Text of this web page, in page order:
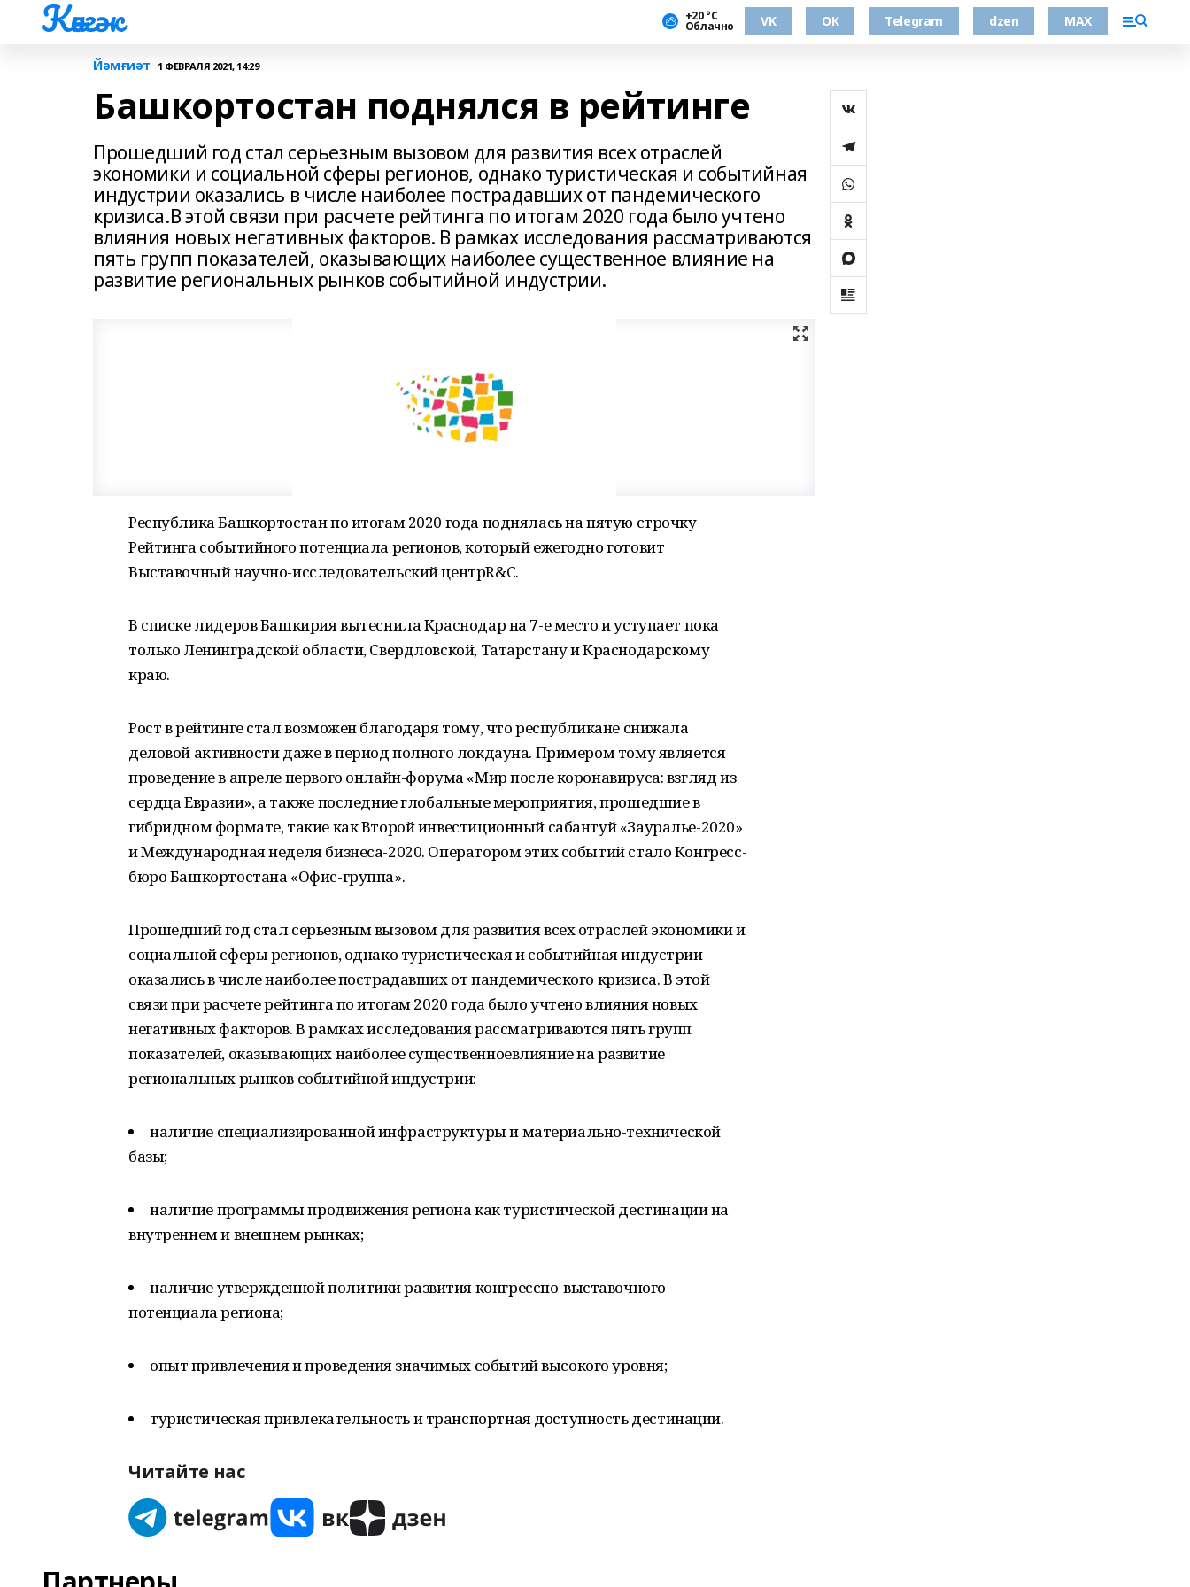
Көнгәк +20 °С
Облачно VK ОК Telegram dzen MAX
Йәмғиәт 1 ФЕВРАЛЯ 2021, 14:29
Башкортостан поднялся в рейтинге
Прошедший год стал серьезным вызовом для развития всех отраслей
экономики и социальной сферы регионов, однако туристическая и событийная
индустрии оказались в числе наиболее пострадавших от пандемического
кризиса.В этой связи при расчете рейтинга по итогам 2020 года было учтено
влияния новых негативных факторов. В рамках исследования рассматриваются
пять групп показателей, оказывающих наиболее существенное влияние на
развитие региональных рынков событийной индустрии.
Республика Башкортостан по итогам 2020 года поднялась на пятую строчку
Рейтинга событийного потенциала регионов, который ежегодно готовит
Выставочный научно-исследовательский центрR&C.
В списке лидеров Башкирия вытеснила Краснодар на 7-е место и уступает пока
только Ленинградской области, Свердловской, Татарстану и Краснодарскому
краю.
Рост в рейтинге стал возможен благодаря тому, что республикане снижала
деловой активности даже в период полного локдауна. Примером тому является
проведение в апреле первого онлайн-форума «Мир после коронавируса: взгляд из
сердца Евразии», а также последние глобальные мероприятия, прошедшие в
гибридном формате, такие как Второй инвестиционный сабантуй «Зауралье-2020»
и Международная неделя бизнеса-2020. Оператором этих событий стало Конгресс-
бюро Башкортостана «Офис-группа».
Прошедший год стал серьезным вызовом для развития всех отраслей экономики и
социальной сферы регионов, однако туристическая и событийная индустрии
оказались в числе наиболее пострадавших от пандемического кризиса. В этой
связи при расчете рейтинга по итогам 2020 года было учтено влияния новых
негативных факторов. В рамках исследования рассматриваются пять групп
показателей, оказывающих наиболее существенноевлияние на развитие
региональных рынков событийной индустрии:
наличие специализированной инфраструктуры и материально-технической
базы;
наличие программы продвижения региона как туристической дестинации на
внутреннем и внешнем рынках;
наличие утвержденной политики развития конгрессно-выставочного
потенциала региона;
опыт привлечения и проведения значимых событий высокого уровня;
туристическая привлекательность и транспортная доступность дестинации.
Читайте нас